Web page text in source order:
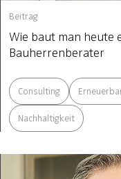
Beitrag
Wie baut man heute
Bauherrenberater
Consulting
Nachhaltigkeit